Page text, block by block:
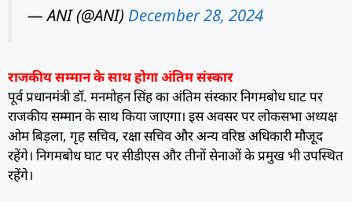
— ANI (@ANI) December 28, 2024
राजकीय सम्मान के साथ होगा अंतिम संस्कार
पूर्व प्रधानमंत्री डॉ. मनमोहन सिंह का अंतिम संस्कार निगमबोध घाट पर
राजकीय सम्मान के साथ किया जाएगा। इस अवसर पर लोकसभा अध्यक्ष
ओम बिड़ला, गृह सचिव, रक्षा सचिव और अन्य वरिष्ठ अधिकारी मौजूद
रहेंगे। निगमबोध घाट पर सीडीएस और तीनों सेनाओं के प्रमुख भी उपस्थित
रहेंगे।